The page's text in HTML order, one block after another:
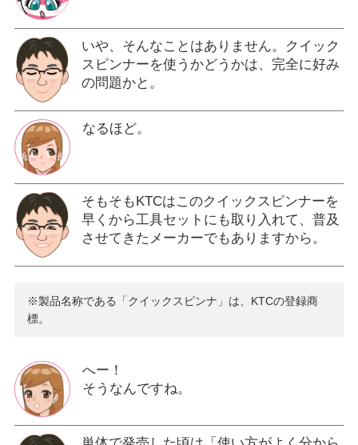
いや、そんなことはありません。クイック
スピンナーを使うかどうかは、完全に好み
の問題かと。
なるほど。
そもそもKTCはこのクイックスピンナーを
早くから工具セットにも取り入れて、普及
させてきたメーカーでもありますから。
※製品名称である「クイックスピンナ」は、KTCの登録商
標。
へー！
そうなんですね。